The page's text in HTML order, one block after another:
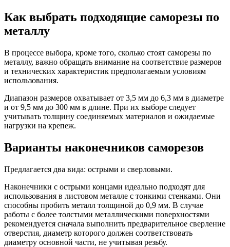
Как выбрать подходящие саморезы по
металлу
В процессе выбора, кроме того, сколько стоят саморезы по
металлу, важно обращать внимание на соответствие размеров
и технических характеристик предполагаемым условиям
использования.
Диапазон размеров охватывает от 3,5 мм до 6,3 мм в диаметре
и от 9,5 мм до 300 мм в длине. При их выборе следует
учитывать толщину соединяемых материалов и ожидаемые
нагрузки на крепеж.
Варианты наконечников саморезов
Предлагается два вида: острыми и сверловыми.
Наконечники с острыми концами идеально подходят для
использования в листовом металле с тонкими стенками. Они
способны пробить металл толщиной до 0,9 мм. В случае
работы с более толстыми металлическими поверхностями
рекомендуется сначала выполнить предварительное сверление
отверстия, диаметр которого должен соответствовать
диаметру основной части, не учитывая резьбу.